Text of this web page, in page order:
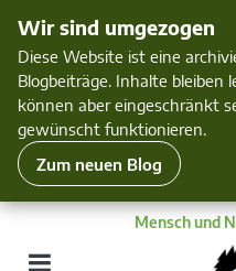
Wir sind umgezogen
Diese Website ist eine
Blogbeiträge. Inhalte bleiben
können aber eingeschränkt
gewünscht funktionieren.
Zum neuen Blog
Mensch und